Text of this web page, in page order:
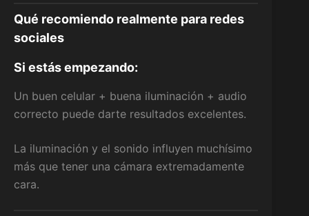
Qué recomiendo realmente para redes
sociales
Si estás empezando:
Un buen celular + buena iluminación + audio
correcto puede darte resultados excelentes.
La iluminación y el sonido influyen muchísimo
más que tener una cámara extremadamente
cara.